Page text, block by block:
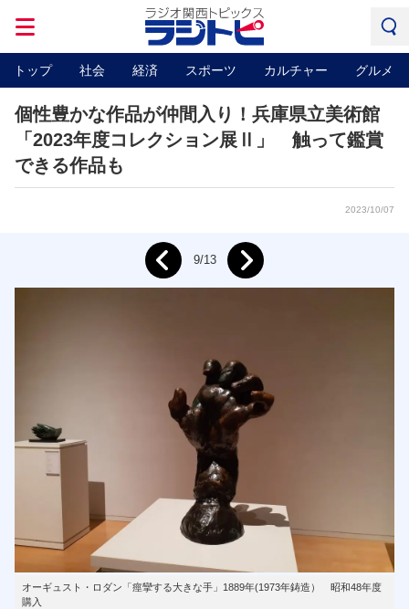
トップ 社会 経済 スポーツ カルチャー グルメ
個性豊かな作品が仲間入り！兵庫県立美術館
「2023年度コレクション展Ⅱ」 触って鑑賞
できる作品も
2023/10/07
オーギュスト・ロダン「痙攣する大きな手」1889年(1973年鋳造） 昭和48年度
購入
9/13